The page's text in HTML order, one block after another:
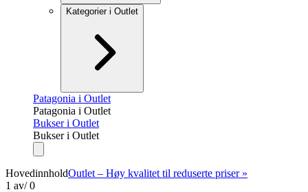
Kategorier i Outlet
Patagonia i Outlet
Patagonia i Outlet
Bukser i Outlet
Bukser i Outlet
HovedinnholdOutlet – Høy kvalitet til reduserte priser »
1 av/ 0